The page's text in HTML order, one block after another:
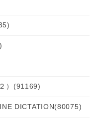
） (91169)
DICTATION(80075)